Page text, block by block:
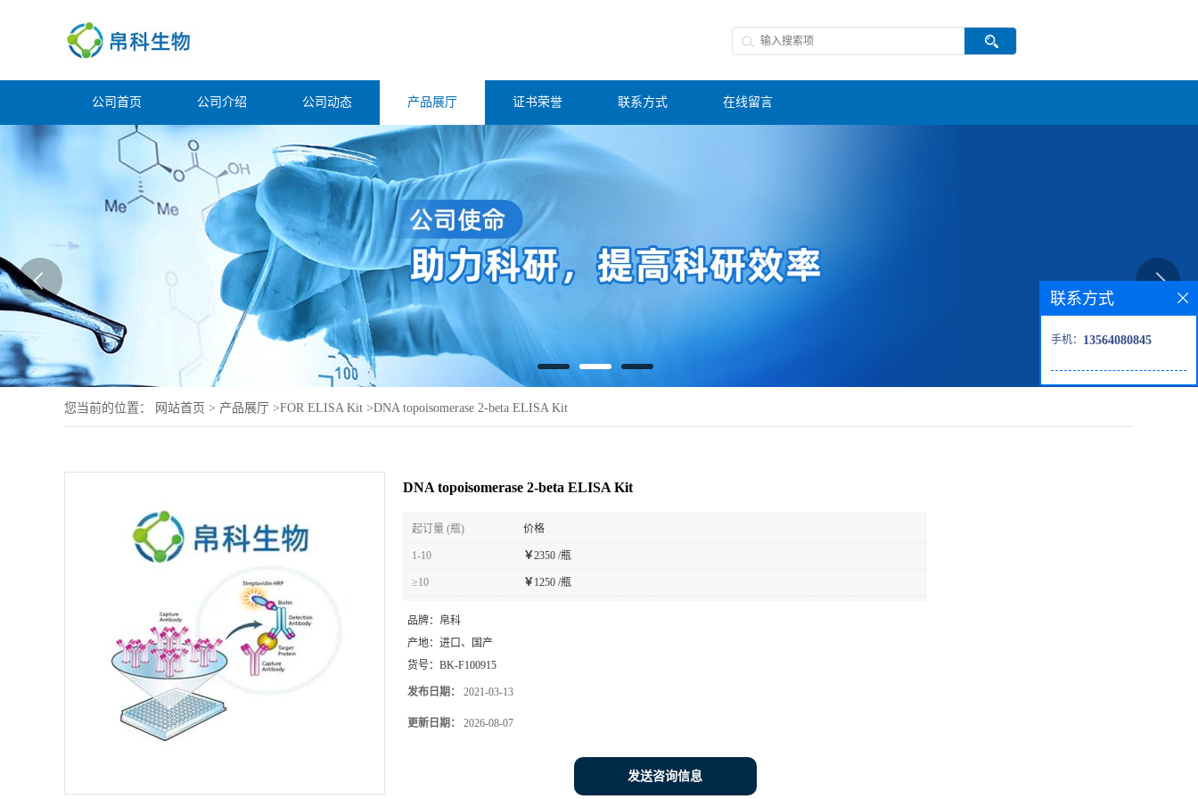
公司首页 公司介绍 公司动态 产品展厅 证书荣誉 联系方式 在线留言
您当前的位置： 网站首页 > 产品展厅 >FOR ELISA Kit >DNA topoisomerase 2-beta ELISA Kit
DNA topoisomerase 2-beta ELISA Kit
起订量 (瓶) 价格
1-10 ￥2350 /瓶
≥10 ￥1250 /瓶
品牌： 帛科
产地： 进口、国产
货号： BK-F100915
发布日期： 2021-03-13
更新日期： 2026-08-07
发送咨询信息
联系方式
手机： 13564080845